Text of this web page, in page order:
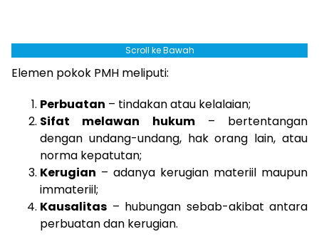
Scroll ke Bawah
Elemen pokok PMH meliputi:
Perbuatan – tindakan atau kelalaian;
Sifat melawan hukum– bertentangan
dengan undang-undang, hak orang lain, atau
norma kepatutan;
Kerugian – adanya kerugian materiil maupun
immateriil;
Kausalitas – hubungan sebab-akibat antara
perbuatan dan kerugian.